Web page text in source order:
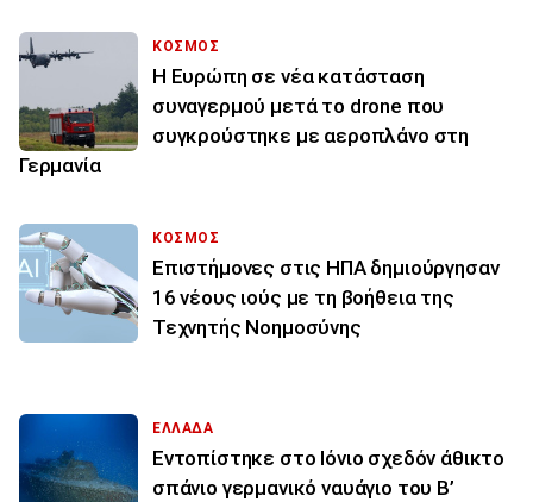
ΚΟΣΜΟΣ
Η Ευρώπη σε νέα κατάσταση
συναγερμού μετά το drone που
συγκρούστηκε με αεροπλάνο στη
Γερμανία
ΚΟΣΜΟΣ
Επιστήμονες στις ΗΠΑ δημιούργησαν
16 νέους ιούς με τη βοήθεια της
Τεχνητής Νοημοσύνης
ΕΛΛΑΔΑ
Εντοπίστηκε στο Ιόνιο σχεδόν άθικτο
σπάνιο γερμανικό ναυάγιο του Β’